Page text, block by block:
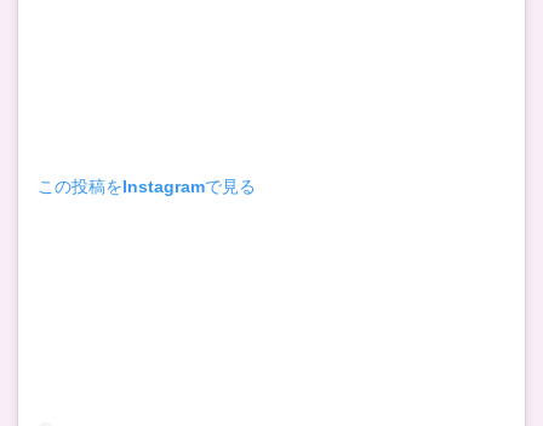
この投稿をInstagramで見る